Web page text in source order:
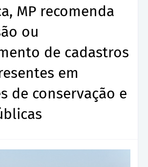
MP recomenda
ou
de cadastros
em
de conservação e